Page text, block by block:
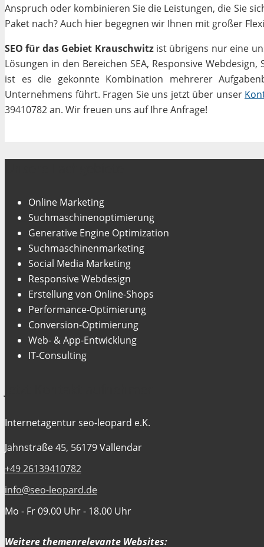
Anspruch oder kombinieren Sie die Leistungen, die Sie
Paket nach? Auch hier begegnen wir Ihnen mit großer
SEO für das Gebiet Krauschwitzist übrigens nur eine
Lösungen in den Bereichen SEA, Responsive
ist es die gekonnte Kombination mehrerer
Unternehmens führt. Fragen Sie uns jetzt über unser
39410782 an. Wir freuen uns auf Ihre Anfrage!
Online Marketing
Suchmaschinenoptimierung
Generative Engine Optimization
Suchmaschinenmarketing
Social Media Marketing
Responsive Webdesign
Erstellung von Online-Shops
Performance-Optimierung
Conversion-Optimierung
Web- & App-Entwicklung
IT-Consulting
Internetagentur seo-leopard e.K.
Jahnstraße 45, 56179 Vallendar
+49 26139410782
info@seo-leopard.de
Mo - Fr 09.00 Uhr - 18.00 Uhr
Weitere themenrelevante Websites: